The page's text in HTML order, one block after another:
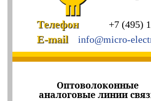
Телефон +7 (495)
E-mail info@micro-
Оптоволоконные
аналоговые линии